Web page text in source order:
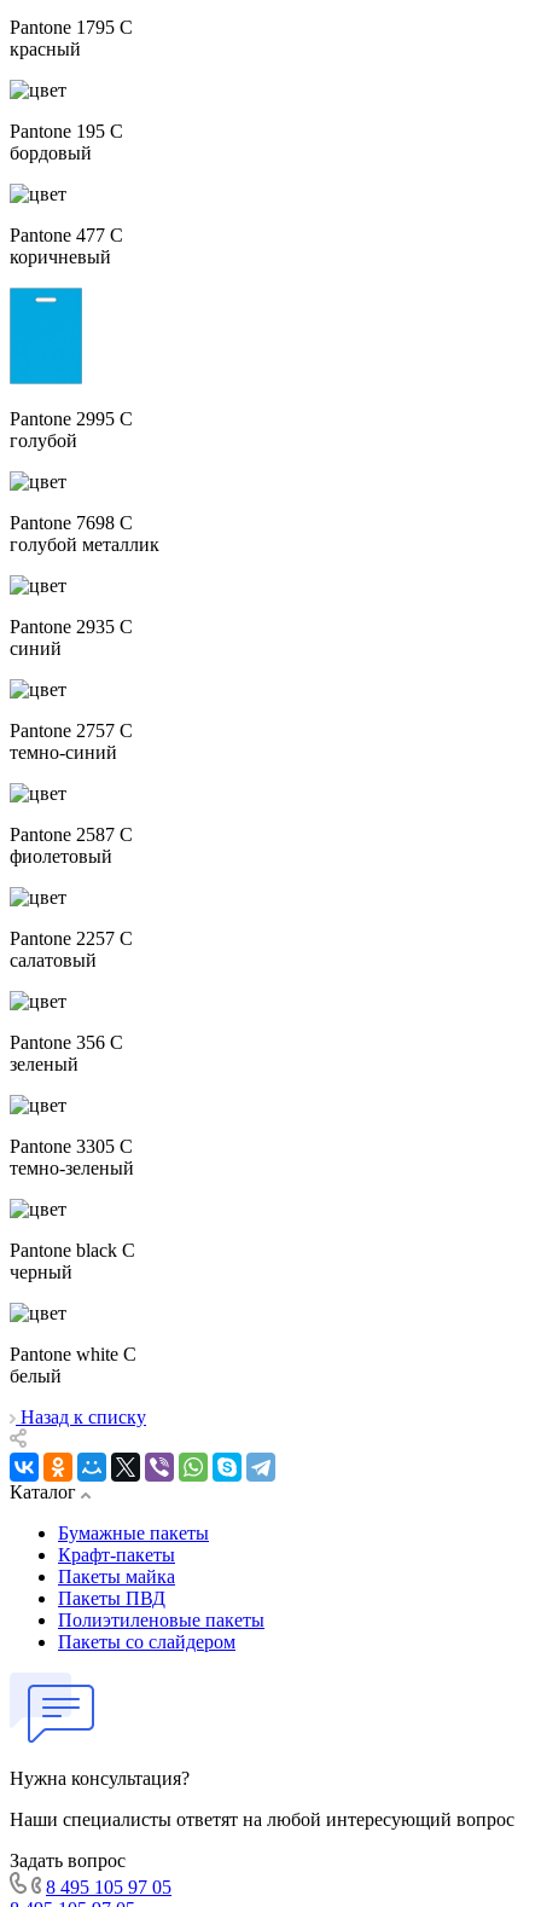
Pantone 1795 C
красный
Pantone 195 C
бордовый
Pantone 477 C
коричневый
Pantone 2995 C
голубой
Pantone 7698 C
голубой металлик
Pantone 2935 C
синий
Pantone 2757 C
темно-синий
Pantone 2587 C
фиолетовый
Pantone 2257 C
салатовый
Pantone 356 C
зеленый
Pantone 3305 C
темно-зеленый
Pantone black C
черный
Pantone white C
белый
Назад к списку
Каталог
Бумажные пакеты
Крафт-пакеты
Пакеты майка
Пакеты ПВД
Полиэтиленовые пакеты
Пакеты со слайдером
Нужна консультация?
Наши специалисты ответят на любой интересующий вопрос
Задать вопрос
8 495 105 97 05